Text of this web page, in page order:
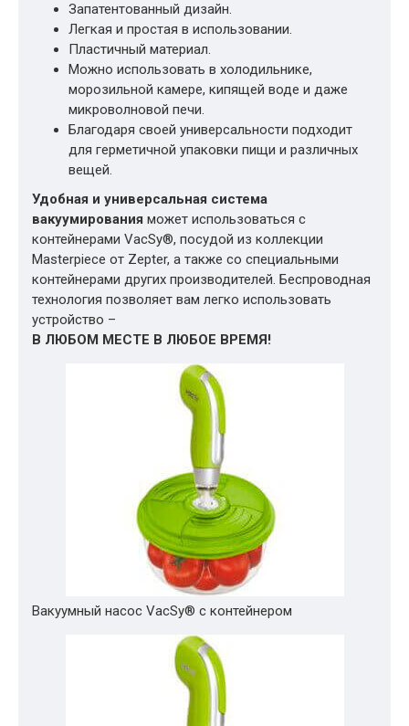
Запатентованный дизайн.
Легкая и простая в использовании.
Пластичный материал.
Можно использовать в холодильнике,
морозильной камере, кипящей воде и даже
микроволновой печи.
Благодаря своей универсальности подходит
для герметичной упаковки пищи и различных
вещей.
Удобная и универсальная система
вакуумирования может использоваться с
контейнерами VacSy®, посудой из коллекции
Masterpiece от Zepter, а также со специальными
контейнерами других производителей. Беспроводная
технология позволяет вам легко использовать
устройство –
В ЛЮБОМ МЕСТЕ В ЛЮБОЕ ВРЕМЯ!
Вакуумный насос VacSy® с контейнером